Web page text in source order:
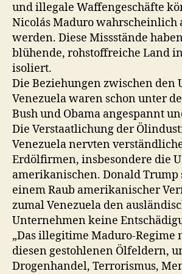
und illegale Waffengeschäfte
Nicolás Maduro wahrscheinlich
werden. Diese Missstände
blühende, rohstoffreiche Land
isoliert.
Die Beziehungen zwischen den
Venezuela waren schon unter
Bush und Obama angespannt
Die Verstaatlichung der
Venezuela nervten
Erdölfirmen, insbesondere die
amerikanischen. Donald Trump
einem Raub amerikanischer
zumal Venezuela den
Unternehmen keine
„Das illegitime Maduro-Regime
diesen gestohlenen Ölfeldern,
Drogenhandel, Terrorismus,